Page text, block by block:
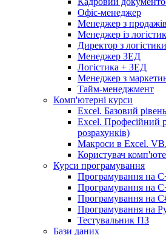
Офіс-менеджер
Менеджер з продажів
Менеджер із
Директор з логістики
Менеджер ЗEД
Логістика + ЗЕД
Менеджер з
Тайм-менеджмент
Комп'ютерні курси
Excel. Базовий рівень
Excel. Професійний
розрахунків)
Макроси в Excel.
Користувач
Курси програмування
Програмування на
Програмування на
Програмування на
Програмування на
Тестувальник ПЗ
Бази даних